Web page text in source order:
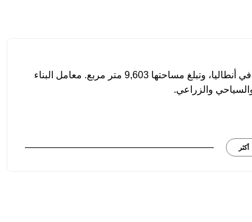
تقع هذه الأرض في منطقة تشولاكلي التابعة لمانافغات في أنطاليا، وتبلغ مساحتها 9,603 متر مربع. معامل البناء
أكثر